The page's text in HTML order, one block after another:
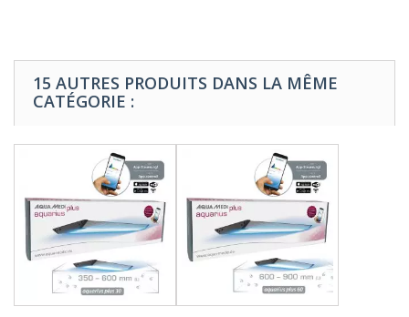
15 AUTRES PRODUITS DANS LA MÊME
CATÉGORIE :